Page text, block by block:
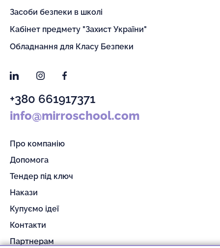
Засоби безпеки в школі
Кабінет предмету "Захист України"
Обладнання для Класу Безпеки
LinkedInInstagramFacebook
+380 661917371
info@mirroschool.com
Про компанію
Допомога
Тендер під ключ
Накази
Купуємо ідеї
Контакти
Партнерам